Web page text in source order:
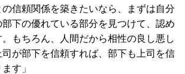
信頼関係を築きたいなら、まずは自分
下の優れている部分を見つけて、認め
もちろん、人間だから相性の良し悪し
が部下を信頼すれば、部下も上司を信
す」